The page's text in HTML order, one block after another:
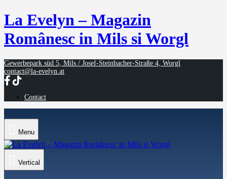
La Evelyn – Magazin
Românesc in Mils si Worgl
Gewerbepark süd 5, Mils / Josef-Steinbacher-Straße 4, Worgl
contact@la-evelyn.at
Contact
Menu
Vertical